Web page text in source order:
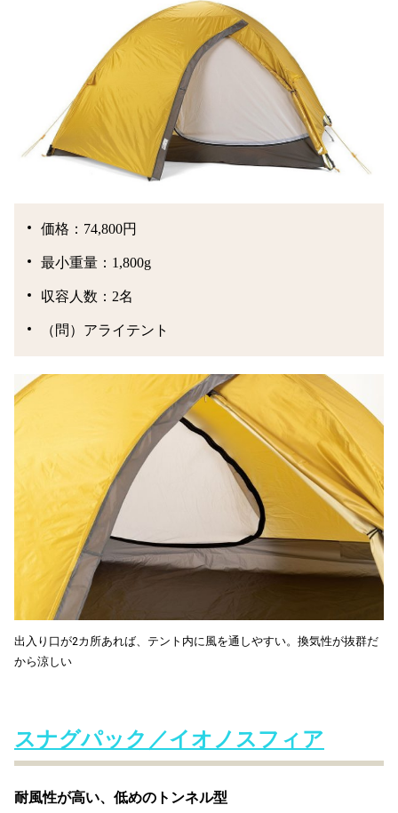
価格：74,800円
最小重量：1,800g
収容人数：2名
（問）アライテント
出入り口が2カ所あれば、テント内に風を通しやすい。換気性が抜群だ
から涼しい
スナグパック／イオノスフィア
耐風性が高い、低めのトンネル型